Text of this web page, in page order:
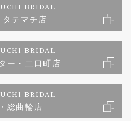
ロポーズプラン
BRIDAL
テマチ店
BRIDAL
ー・二口町店
BRIDAL
総曲輪店